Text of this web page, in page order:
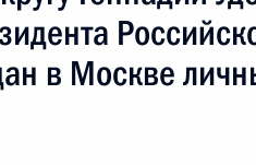
и тематике
и темы
в Москве